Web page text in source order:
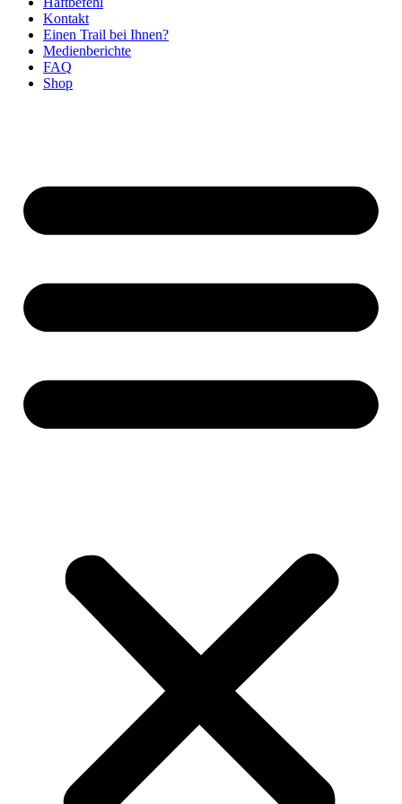
Kontakt
Einen Trail bei Ihnen?
Medienberichte
FAQ
Shop